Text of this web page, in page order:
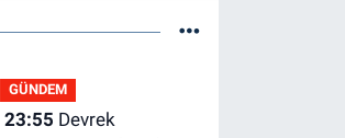
GÜNDEM
23:55